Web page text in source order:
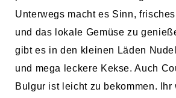
Unterwegs macht es Sinn,
und das lokale Gemüse zu
gibt es in den kleinen Läden
und mega leckere Kekse. Auch
Bulgur ist leicht zu bekommen.